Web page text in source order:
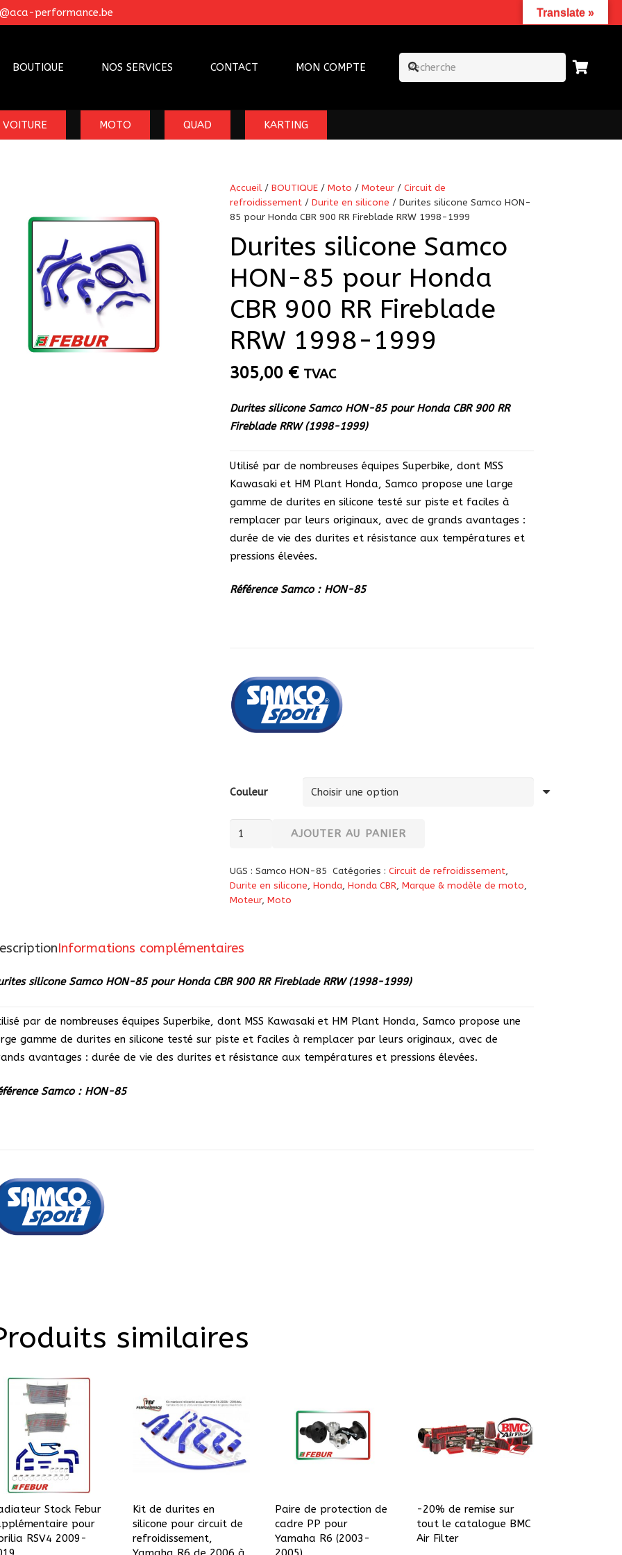
performance.be
BOUTIQUE NOS SERVICES CONTACT MON COMPTE
VOITURE MOTO QUAD KARTING
Accueil/ BOUTIQUE/ Moto / Moteur/ Circuit de
refroidissement/ Durite en silicone / Durites silicone Samco HON-
85 pour Honda CBR 900 RR Fireblade RRW 1998-1999
Durites silicone Samco
HON-85 pour Honda
CBR 900 RR Fireblade
RRW 1998-1999
305,00 € TVAC
Durites silicone Samco HON-85 pour Honda CBR 900 RR
Fireblade RRW (1998-1999)
Utilisé par de nombreuses équipes Superbike, dont MSS
Kawasaki et HM Plant Honda, Samco propose une large
gamme de durites en silicone testé sur piste et faciles à
remplacer par leurs originaux, avec de grands avantages :
durée de vie des durites et résistance aux températures et
pressions élevées.
Référence Samco : HON-85
Couleur
quantité
silicone
Samco
pour
CBR
RR
Fireblade
RRW
AJOUTER AU PANIER
UGS : Samco HON-85 Catégories :Circuit de refroidissement,
Durite en silicone, Honda, Honda CBR, Marque & modèle de moto,
Moteur, Moto
Informations complémentaires
silicone Samco HON-85 pour Honda CBR 900 RR Fireblade RRW (1998-1999)
par de nombreuses équipes Superbike, dont MSS Kawasaki et HM Plant Honda, Samco propose une
gamme de durites en silicone testé sur piste et faciles à remplacer par leurs originaux, avec de
avantages : durée de vie des durites et résistance aux températures et pressions élevées.
Samco : HON-85
similaires
Stock Febur
pour
RSV4 2009-
Kit de durites en
silicone pour circuit de
refroidissement,
Paire de protection de
cadre PP pour
Yamaha R6 (2003-
-20% de remise sur
tout le catalogue BMC
Air Filter
Translate »